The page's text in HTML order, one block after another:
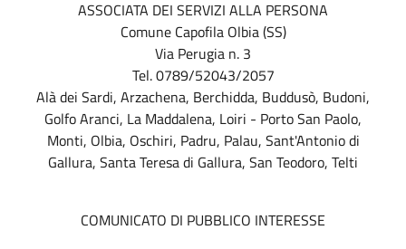
ASSOCIATA DEI SERVIZI ALLA PERSONA
Comune Capofila Olbia (SS)
Via Perugia n. 3
Tel. 0789/52043/2057
Alà dei Sardi, Arzachena, Berchidda, Buddusò, Budoni,
Golfo Aranci, La Maddalena, Loiri - Porto San Paolo,
Monti, Olbia, Oschiri, Padru, Palau, Sant'Antonio di
Gallura, Santa Teresa di Gallura, San Teodoro, Telti
COMUNICATO DI PUBBLICO INTERESSE